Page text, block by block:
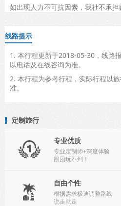
如出现人力不可抗因素，我社不承担
线路提示
1. 本行程更新于2018-05-30，线路
以电话及在线咨询为准。
2. 本行程为参考行程，实际行程以
准。
定制旅行
 专业优质
专业定制师+深度体验
跟团玩不到！
 自由个性
根据需求极速调整路线
说走就走